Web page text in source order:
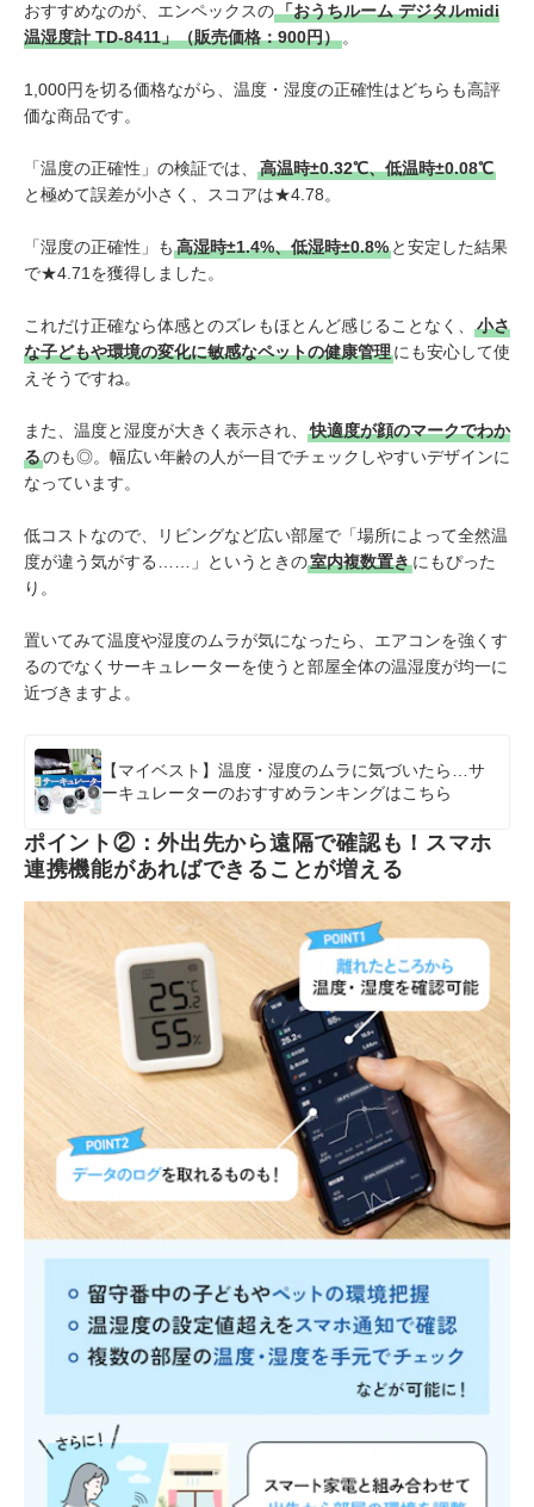
おすすめなのが、エンペックスの「おうちルーム デジタルmidi
温湿度計 TD-8411」（販売価格：900円） 。
1,000円を切る価格ながら、温度・湿度の正確性はどちらも高評
価な商品です。
「温度の正確性」の検証では、
高温時±0.32℃、低温時±0.08℃
と極めて誤差が小さく、スコアは★4.78。
「湿度の正確性」も 高湿時±1.4%、低湿時±0.8% と安定した結果
で★4.71を獲得しました。
これだけ正確なら体感とのズレもほとんど感じることなく、
小さ
な子どもや環境の変化に敏感なペットの健康管理にも安心して使
えそうですね。
また、温度と湿度が大きく表示され、
快適度が顔のマークでわか
るのも◎。幅広い年齢の人が一目でチェックしやすいデザインに
なっています。
低コストなので、リビングなど広い部屋で「場所によって全然温
度が違う気がする……」というときの室内複数置きにもぴった
り。
置いてみて温度や湿度のムラが気になったら、エアコンを強くす
るのでなくサーキュレーターを使うと部屋全体の温湿度が均一に
近づきますよ。
【マイベスト】温度・湿度のムラに気づいたら…サ
ーキュレーターのおすすめランキングはこちら
ポイント②：外出先から遠隔で確認も！スマホ
連携機能があればできることが増える